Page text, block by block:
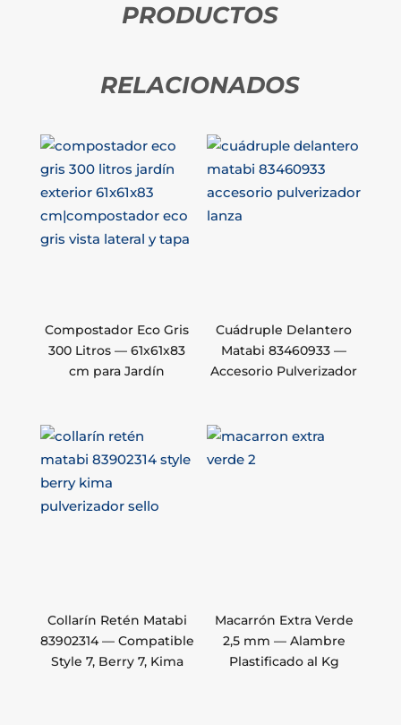
PRODUCTOS
RELACIONADOS
Compostador Eco Gris
300 Litros — 61x61x83
cm para Jardín
Cuádruple Delantero
Matabi 83460933 —
Accesorio Pulverizador
Collarín Retén Matabi
83902314 — Compatible
Style 7, Berry 7, Kima
Macarrón Extra Verde
2,5 mm — Alambre
Plastificado al Kg